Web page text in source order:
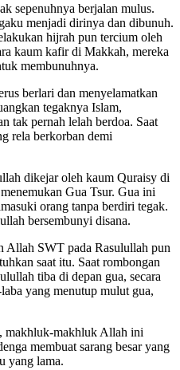
sepenuhnya berjalan mulus.
menjadi dirinya dan dibunuh.
hijrah pun tercium oleh
kaum kafir di Makkah, mereka
membunuhnya.
berlari dan menyelamatkan
tegaknya Islam,
tak pernah lelah berdoa. Saat
rela berkorban demi
dikejar oleh kaum Quraisy di
Gua Tsur. Gua ini
orang tanpa berdiri tegak.
bersembunyi disana.
Allah SWT pada Rasulullah pun
saat itu. Saat rombongan
tiba di depan gua, secara
yang menutup mulut gua,
makhluk-makhluk Allah ini
membuat sarang besar yang
yang lama.